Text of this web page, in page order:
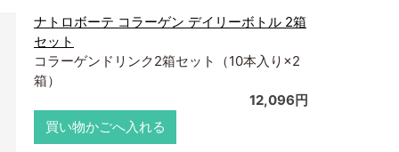
ナトロボーテ コラーゲン デイリーボトル 2箱
セット
コラーゲンドリンク2箱セット（10本入り×2
箱）
12,096円
買い物かごへ入れる